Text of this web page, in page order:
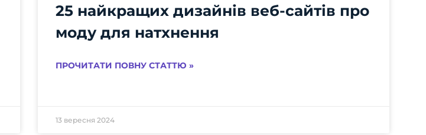
25 найкращих дизайнів веб-сайтів про
моду для натхнення
ПРОЧИТАТИ ПОВНУ СТАТТЮ »
13 вересня 2024